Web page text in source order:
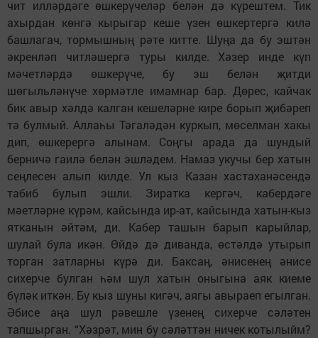
чит илләрдәге өшкерүчеләр белән дә күрештем. Тик
ахырдан көнгә кырыгар кеше үзен өшкертергә килә
башлагач, тормышның рәте китте. Шуңа да бу эштән
әкренләп читләшергә туры килде. Хәзер инде күп
мәчетләрдә өшкерүче, бу эш белән җитди
шөгыльләнүче хөрмәтле имамнар бар. Дөрес, кайчак
бик авыр хәлдә калган кешеләрне кире борып җибәреп
тә булмый. Аллаһы Тәгаләдән куркып, мөселман хакы
дип, өшкерергә алынам. Соңгы арада да шундый
берничә гаилә белән эшләдем. Намаз укучы бер хатын
сеңлесен алып килде. Ул кыз Казан хастаханәсендә
табиб булып эшли. Зиратка кергәч, кабердәге
мәетләрне күрәм, кайсында ир-ат, кайсында хатын-кыз
ятканын әйтәм, ди. Кабер ташын барып карыйлар,
шулай була икән. Өйдә дә диванда, өстәлдә утырып
торган затларны күрә ди. Баксаң, әнисенең әнисе
сихерче булган һәм шул хатын оныгына аяк киеме
бүләк иткән. Бу кыз шуны кигәч, аягы авыраеп егылган.
Әбисе аңа шул рәвешле үзенең сихерче сәләтен
тапшырган. “Хәзрәт, мин бу сәләттән ничек котылыйм?